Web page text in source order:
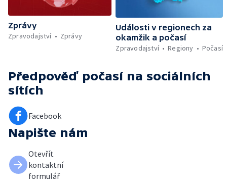
Zprávy
Zpravodajství
Zprávy
Události v regionech za
okamžik a počasí
Zpravodajství
Regiony Počasí
Předpověď počasí na sociálních
sítích
Facebook
Napište nám
Otevřít
kontaktní
formulář